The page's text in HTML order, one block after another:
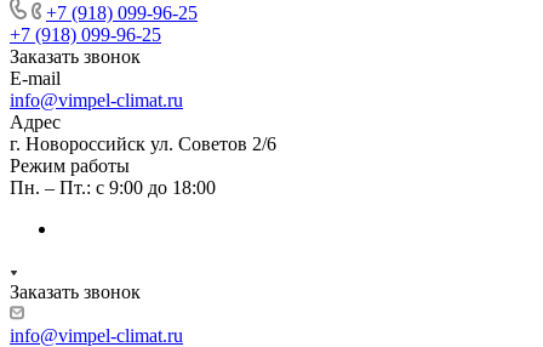
+7 (918) 099-96-25
+7 (918) 099-96-25
Заказать звонок
E-mail
info@vimpel-climat.ru
Адрес
г. Новороссийск ул. Советов 2/6
Режим работы
Пн. – Пт.: с 9:00 до 18:00
Заказать звонок
info@vimpel-climat.ru